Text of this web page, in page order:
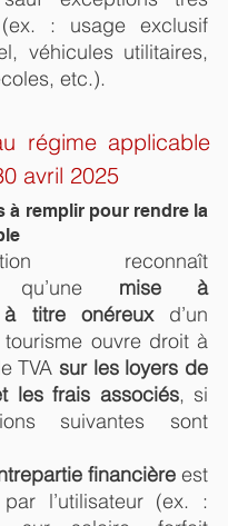
: usage exclusif
véhicules utilitaires,
etc.).
régime applicable
avril 2025
à remplir pour rendre la
reconnaît
qu’une mise à
à titre onéreux d’un
ouvre droit à
TVA sur les loyers de
les frais associés, si
suivantes sont
financière est
l’utilisateur (ex. :